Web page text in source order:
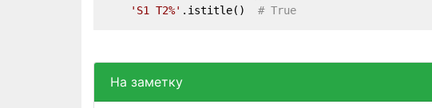
'S1 T2%' .istitle() # True
На заметку